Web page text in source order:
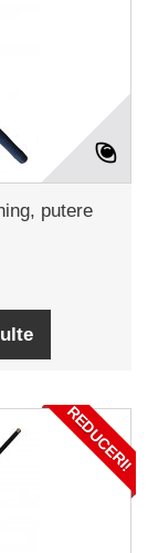
putere
REDUCERI!